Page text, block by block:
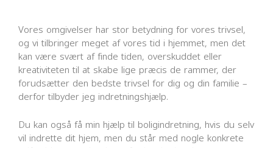
Vores omgivelser har stor betydning for vores trivsel,
og vi tilbringer meget af vores tid i hjemmet, men det
kan være svært af finde tiden, overskuddet eller
kreativiteten til at skabe lige præcis de rammer, der
forudsætter den bedste trivsel for dig og din familie –
derfor tilbyder jeg indretningshjælp.
Du kan også få min hjælp til boligindretning, hvis du selv
vil indrette dit hjem, men du står med nogle konkrete